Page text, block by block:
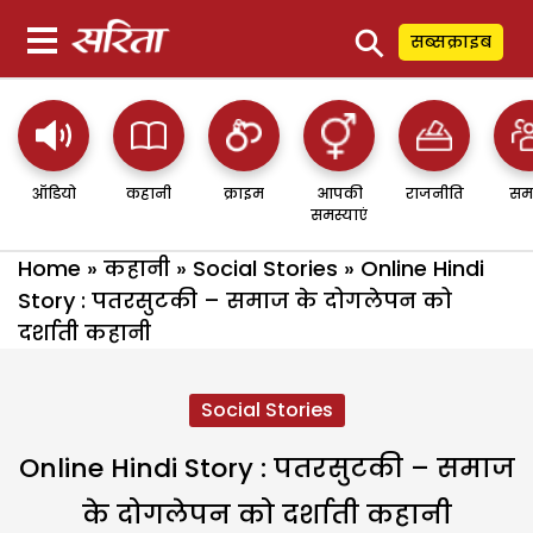
⚲ सब्सक्राइब
ऑडियो कहानी क्राइम
आपकी
समस्याएं
राजनीति
Home » कहानी » Social Stories » Online Hindi
Story : पतरसुटकी – समाज के दोगलेपन को
दर्शाती कहानी
Social Stories
Online Hindi Story : पतरसुटकी – समाज
के दोगलेपन को दर्शाती कहानी